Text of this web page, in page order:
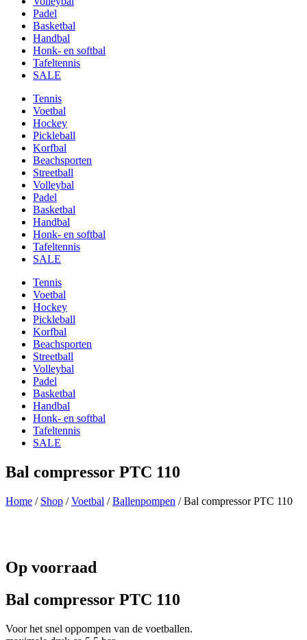
Padel
Basketbal
Handbal
Honk- en softbal
Tafeltennis
SALE
Tennis
Voetbal
Hockey
Pickleball
Korfbal
Beachsporten
Streetball
Volleybal
Padel
Basketbal
Handbal
Honk- en softbal
Tafeltennis
SALE
Tennis
Voetbal
Hockey
Pickleball
Korfbal
Beachsporten
Streetball
Volleybal
Padel
Basketbal
Handbal
Honk- en softbal
Tafeltennis
SALE
Bal compressor PTC 110
Home / Shop /Voetbal /Ballenpompen / Bal compressor PTC 110
Op voorraad
Bal compressor PTC 110
Voor het snel oppompen van de voetballen.